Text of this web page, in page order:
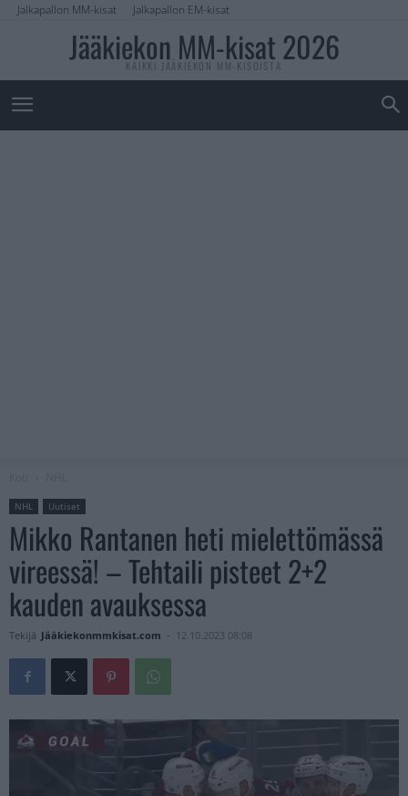
Jalkapallon MM-kisat Jalkapallon EM-kisat
Jääkiekon MM-kisat 2026
KAIKKI JÄÄKIEKON MM-KISOISTA
NHL Uutiset
Mikko Rantanen heti mielettömässä
vireessä! – Tehtaili pisteet 2+2
kauden avauksessa
Tekijä Jääkiekonmmkisat.com - 12.10.2023 08:08